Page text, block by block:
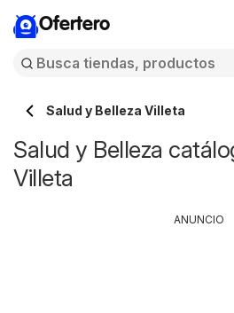
Ofertero
Salud y Belleza Villeta
Salud y Belleza
Villeta
ANUNCIO